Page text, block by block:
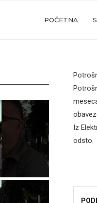
POČETNA
Iz
odsto.